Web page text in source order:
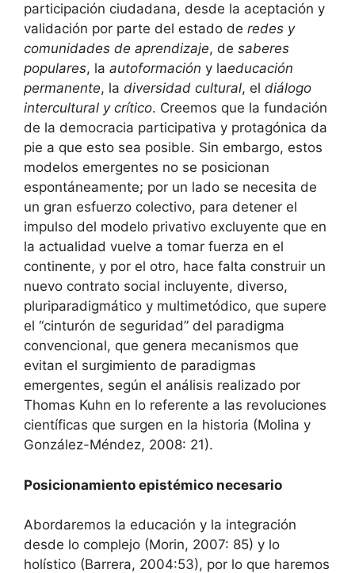
participación ciudadana, desde la aceptación y
validación por parte del estado de redes y
comunidades de aprendizaje, de saberes
populares, la autoformación y laeducación
permanente, la diversidad cultural, el diálogo
intercultural y crítico. Creemos que la fundación
de la democracia participativa y protagónica da
pie a que esto sea posible. Sin embargo, estos
modelos emergentes no se posicionan
espontáneamente; por un lado se necesita de
un gran esfuerzo colectivo, para detener el
impulso del modelo privativo excluyente que en
la actualidad vuelve a tomar fuerza en el
continente, y por el otro, hace falta construir un
nuevo contrato social incluyente, diverso,
pluriparadigmático y multimetódico, que supere
el “cinturón de seguridad” del paradigma
convencional, que genera mecanismos que
evitan el surgimiento de paradigmas
emergentes, según el análisis realizado por
Thomas Kuhn en lo referente a las revoluciones
científicas que surgen en la historia (Molina y
González-Méndez, 2008: 21).
Posicionamiento epistémico necesario
Abordaremos la educación y la integración
desde lo complejo (Morin, 2007: 85) y lo
holístico (Barrera, 2004:53), por lo que haremos